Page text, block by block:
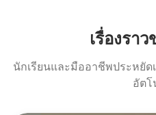
เรื่องรา
นักเรียนและมืออาชีพประหยัด
อัต